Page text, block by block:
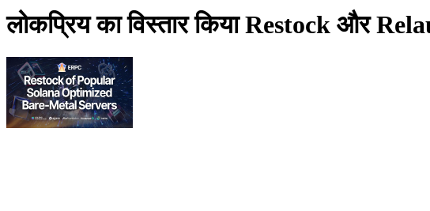
लोकप्रिय का विस्तार किया Restock और